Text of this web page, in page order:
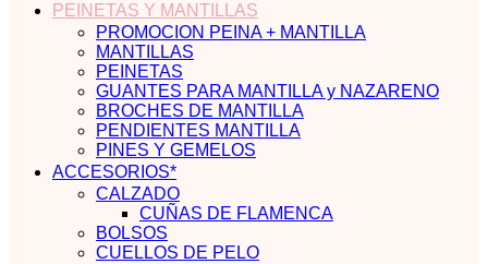
PEINETAS Y MANTILLAS
PROMOCION PEINA + MANTILLA
MANTILLAS
PEINETAS
GUANTES PARA MANTILLA y NAZARENO
BROCHES DE MANTILLA
PENDIENTES MANTILLA
PINES Y GEMELOS
ACCESORIOS*
CALZADO
CUÑAS DE FLAMENCA
BOLSOS
CUELLOS DE PELO